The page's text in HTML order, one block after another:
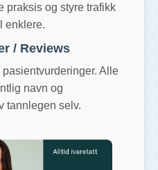
praksis og styre trafikk
enklere.
/ Reviews
pasientvurderinger. Alle
navn og
tannlegen selv.